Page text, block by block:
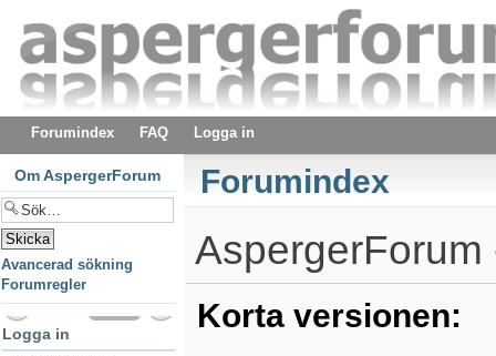
Forumindex FAQ Logga in
Forumindex
AspergerForum
Korta versionen:
Om AspergerForum
Avancerad sökning
Forumregler
Logga in